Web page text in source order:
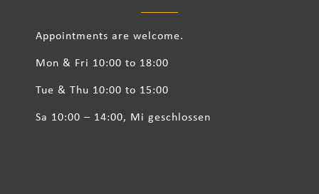
Appointments are welcome.
Mon & Fri 10:00 to 18:00
Tue & Thu 10:00 to 15:00
Sa 10:00 – 14:00, Mi geschlossen